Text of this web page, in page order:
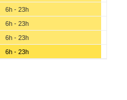
6h - 23h
6h - 23h
6h - 23h
6h - 23h